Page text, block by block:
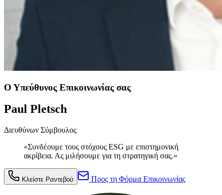
Ο Υπεύθυνος Επικοινωνίας σας
Paul Pletsch
Διευθύνων Σύμβουλος
«Συνδέουμε τους στόχους ESG με επιστημονική
ακρίβεια. Ας μιλήσουμε για τη στρατηγική σας.»
Κλείστε Ραντεβού Προς τη Φόρμα Επικοινωνίας